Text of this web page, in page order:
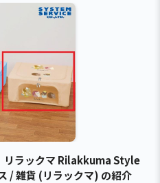
リラックマ Rilakkuma Style
/ 雑貨 (リラックマ) の紹介